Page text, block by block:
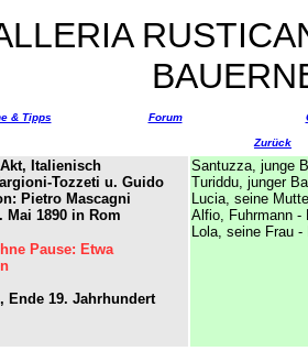
& Tipps Forum
Zurück
Italienisch
Tozzeti u. Guido
Pietro Mascagni
Mai 1890 in Rom
Pause: Etwa
Ende 19. Jahrhundert
Santuzza, junge
Turiddu, junger
Lucia, seine
Alfio, Fuhrmann -
Lola, seine Frau